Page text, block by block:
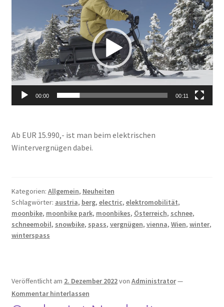
00:00 00:11
Ab EUR 15.990,- ist man beim elektrischen
Wintervergnügen dabei.
Kategorien: Allgemein, Neuheiten
Schlagwörter: austria, berg, electric, elektromobilität,
moonbike, moonbike park, moonbikes, Österreich, schnee,
schneemobil, snowbike, spass, vergnügen, vienna, Wien, winter,
winterspass
Veröffentlicht am 2. Dezember 2022von Administrator—
Kommentar hinterlassen